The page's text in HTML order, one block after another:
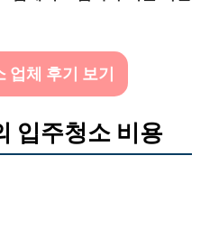
업체 후기 보기
입주청소 비용